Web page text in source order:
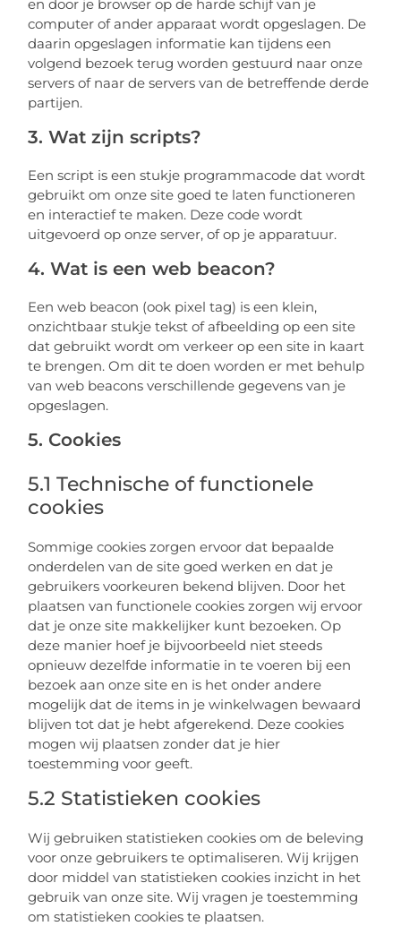
en door je browser op de harde schijf van je
computer of ander apparaat wordt opgeslagen. De
daarin opgeslagen informatie kan tijdens een
volgend bezoek terug worden gestuurd naar onze
servers of naar de servers van de betreffende derde
partijen.
3. Wat zijn scripts?
Een script is een stukje programmacode dat wordt
gebruikt om onze site goed te laten functioneren
en interactief te maken. Deze code wordt
uitgevoerd op onze server, of op je apparatuur.
4. Wat is een web beacon?
Een web beacon (ook pixel tag) is een klein,
onzichtbaar stukje tekst of afbeelding op een site
dat gebruikt wordt om verkeer op een site in kaart
te brengen. Om dit te doen worden er met behulp
van web beacons verschillende gegevens van je
opgeslagen.
5. Cookies
5.1 Technische of functionele
cookies
Sommige cookies zorgen ervoor dat bepaalde
onderdelen van de site goed werken en dat je
gebruikers voorkeuren bekend blijven. Door het
plaatsen van functionele cookies zorgen wij ervoor
dat je onze site makkelijker kunt bezoeken. Op
deze manier hoef je bijvoorbeeld niet steeds
opnieuw dezelfde informatie in te voeren bij een
bezoek aan onze site en is het onder andere
mogelijk dat de items in je winkelwagen bewaard
blijven tot dat je hebt afgerekend. Deze cookies
mogen wij plaatsen zonder dat je hier
toestemming voor geeft.
5.2 Statistieken cookies
Wij gebruiken statistieken cookies om de beleving
voor onze gebruikers te optimaliseren. Wij krijgen
door middel van statistieken cookies inzicht in het
gebruik van onze site. Wij vragen je toestemming
om statistieken cookies te plaatsen.